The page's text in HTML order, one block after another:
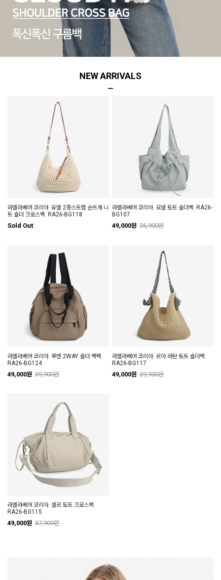
NEW ARRIVALS
라엘라베어 코리아. 유엘 2종스트랩 손뜨개 니
트 숄더 크로스백. RA26-BG118
Sold Out
라엘라베어 코리아. 모넬 토트 숄더백. RA26-
BG107
49,000원 36,900원
라엘라베어 코리아. 루엔 2WAY 숄더 백팩.
RA26-BG124
49,000원 39,900원
라엘라베어 코리아. 르아 라탄 토트 숄더백.
RA26-BG117
49,000원 39,900원
라엘라베어 코리아. 셀르 토트 크로스백.
RA26-BG115
49,000원 37,900원